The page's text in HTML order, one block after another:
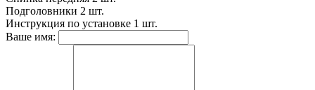
Подголовники 2 шт.
Инструкция по установке 1 шт.
Ваше имя: